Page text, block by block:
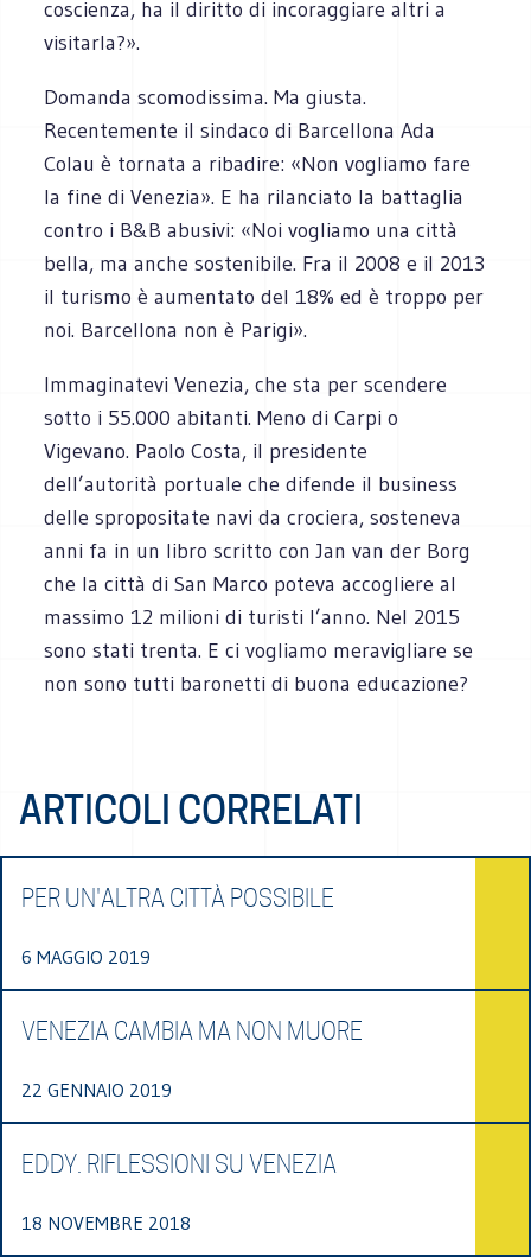
coscienza, ha il diritto di incoraggiare altri a
visitarla?».
Domanda scomodissima. Ma giusta.
Recentemente il sindaco di Barcellona Ada
Colau è tornata a ribadire: «Non vogliamo fare
la fine di Venezia». E ha rilanciato la battaglia
contro i B&B abusivi: «Noi vogliamo una città
bella, ma anche sostenibile. Fra il 2008 e il 2013
il turismo è aumentato del 18% ed è troppo per
noi. Barcellona non è Parigi».
Immaginatevi Venezia, che sta per scendere
sotto i 55.000 abitanti. Meno di Carpi o
Vigevano. Paolo Costa, il presidente
dell’autorità portuale che difende il business
delle spropositate navi da crociera, sosteneva
anni fa in un libro scritto con Jan van der Borg
che la città di San Marco poteva accogliere al
massimo 12 milioni di turisti l’anno. Nel 2015
sono stati trenta. E ci vogliamo meravigliare se
non sono tutti baronetti di buona educazione?
ARTICOLI CORRELATI
PER UN'ALTRA CITTÀ POSSIBILE
6 MAGGIO 2019
VENEZIA CAMBIA MA NON MUORE
22 GENNAIO 2019
EDDY. RIFLESSIONI SU VENEZIA
18 NOVEMBRE 2018